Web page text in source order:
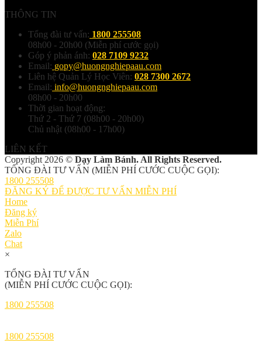
THÔNG TIN
Tổng đài tư vấn: 1800 255508
08h00 - 20h00 (Miễn phí cước gọi)
Góp ý phản ánh: 028 7109 9232
Email: gopy@huongnghiepaau.com
Liên hệ Quản Lý Học Viên: 028 7300 2672
Email: info@huongnghiepaau.com
08h00 - 20h00
Thời gian hoạt động:
Thứ 2 - Thứ 7 (08h00 - 20h00)
Chủ nhật (08h00 - 17h00)
LIÊN KẾT
Copyright 2026 © Dạy Làm Bánh. All Rights Reserved.
TỔNG ĐÀI TƯ VẤN (MIỄN PHÍ CƯỚC CUỘC GỌI):
1800 255508
ĐĂNG KÝ ĐỂ ĐƯỢC TƯ VẤN MIỄN PHÍ
Home
Đăng ký
Miễn Phí
Zalo
Chat
×
TỔNG ĐÀI TƯ VẤN
(MIỄN PHÍ CƯỚC CUỘC GỌI):
1800 255508
1800 255508